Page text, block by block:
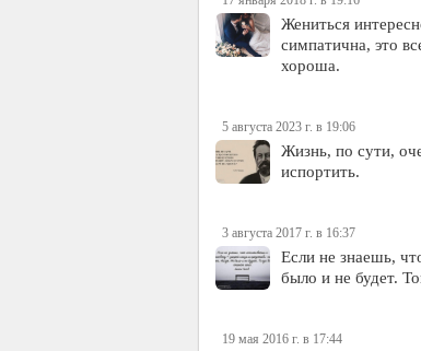
Жениться
симпатична, это
хороша.
5 августа 2023 г. в 19:06
Жизнь, по сути,
испортить.
3 августа 2017 г. в 16:37
Если не знаешь,
было и не будет.
19 мая 2016 г. в 17:44